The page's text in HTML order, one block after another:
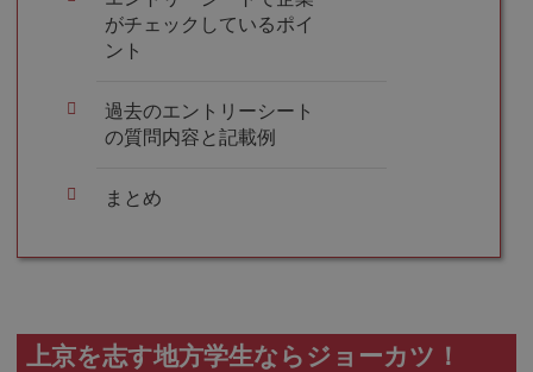
がチェックしているポイ
ント
過去のエントリーシート
の質問内容と記載例
まとめ
上京を志す地方学生ならジョーカツ！